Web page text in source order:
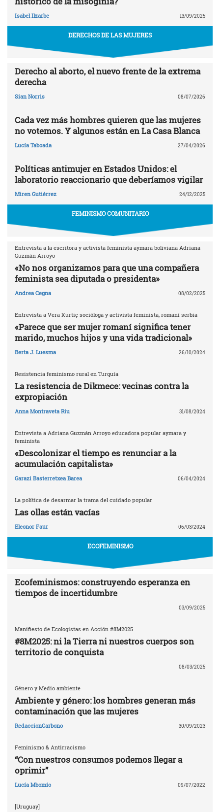
Isabel Ilzarbe 13/09/2025
DERECHOS DE LAS MUJERES
Derecho al aborto, el nuevo frente de la extrema
derecha
Sian Norris 08/07/2026
Cada vez más hombres quieren que las mujeres
no votemos. Y algunos están en La Casa Blanca
Lucía Taboada 27/04/2026
Políticas antimujer en Estados Unidos: el
laboratorio reaccionario que deberíamos vigilar
Miren Gutiérrez 24/12/2025
FEMINISMO COMUNITARIO
Entrevista a la escritora y activista feminista aymara boliviana Adriana
Guzmán Arroyo
«No nos organizamos para que una compañera
feminista sea diputada o presidenta»
Andrea Cegna 08/02/2025
Entrevista a Vera Kurtiç socióloga y activista feminista, romaní serbia
«Parece que ser mujer romaní significa tener
marido, muchos hijos y una vida tradicional»
Berta J. Luesma 26/10/2024
Resistencia feminismo rural en Turquía
La resistencia de Dikmece: vecinas contra la
expropiación
Anna Montraveta Riu 31/08/2024
Entrevista a Adriana Guzmán Arroyo educadora popular aymara y
feminista
«Descolonizar el tiempo es renunciar a la
acumulación capitalista»
Garazi Basterretxea Barea 06/04/2024
La política de desarmar la trama del cuidado popular
Las ollas están vacías
Eleonor Faur 06/03/2024
ECOFEMINISMO
Ecofeminismos: construyendo esperanza en
tiempos de incertidumbre
03/09/2025
Manifiesto de Ecologistas en Acción #8M2025
#8M2025: ni la Tierra ni nuestros cuerpos son
territorio de conquista
08/03/2025
Género y Medio ambiente
Ambiente y género: los hombres generan más
contaminación que las mujeres
RedaccionCarbono 30/09/2023
Feminismo & Antirracismo
“Con nuestros consumos podemos llegar a
oprimir”
Lucía Mbomío 09/07/2022
[Uruguay]